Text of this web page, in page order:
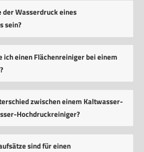
der Wasserdruck eines
sein?
ich einen Flächenreiniger bei einem
zwischen einem Kaltwasser-
Hochdruckreiniger?
sind für einen